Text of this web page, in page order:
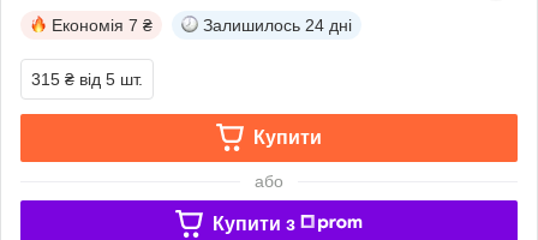
Економія 7 ₴ Залишилось 24 дні
315 ₴ від 5 шт.
Купити
або
Купити з